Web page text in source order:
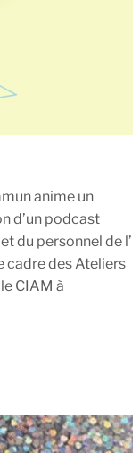
anime un
d’un podcast
du personnel de l’
cadre des Ateliers
CIAM à